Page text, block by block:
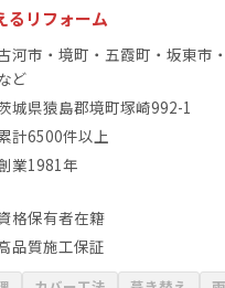
るリフォーム
河市・境町・五霞町・坂東市
ど
城県猿島郡境町塚崎992-1
計6500件以上
業1981年
格保有者在籍
品質施工保証